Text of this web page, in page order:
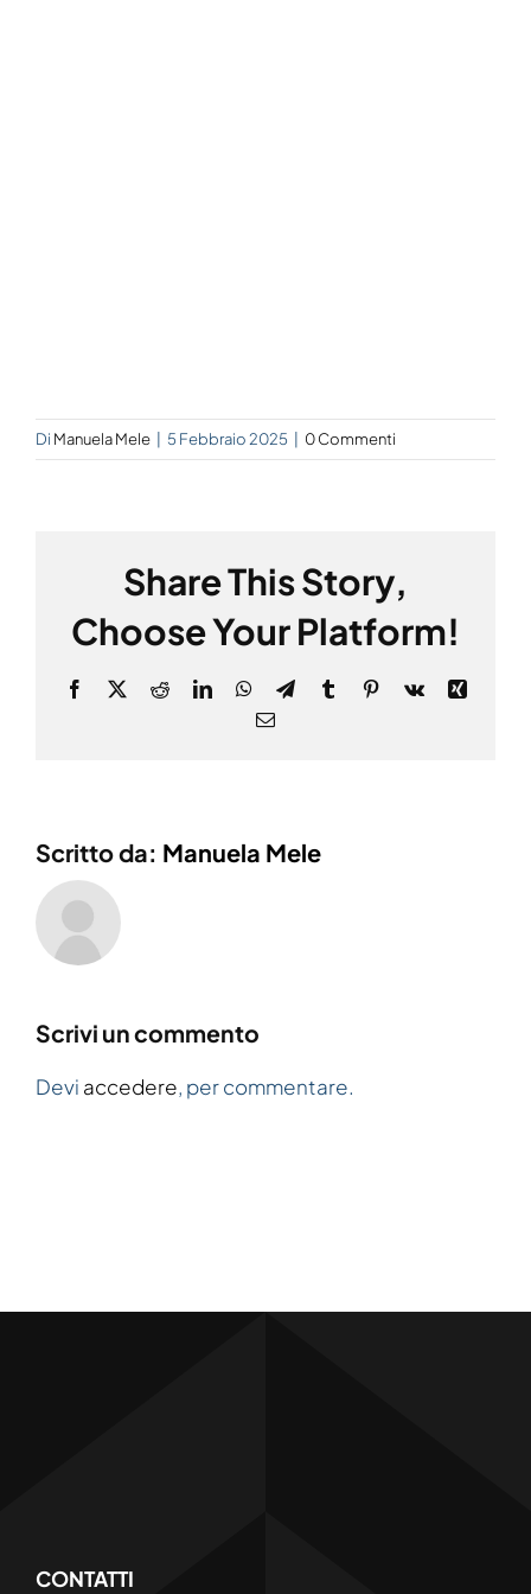
Di Manuela Mele | 5 Febbraio 2025 | 0 Commenti
Share This Story,
Choose Your Platform!
Facebook
X RedditLinkedInWhatsApp
TelegramTumblrPinterest
Vk
Xing
Email
Scritto da: Manuela Mele
Scrivi un commento
Devi accedere, per commentare.
CONTATTI